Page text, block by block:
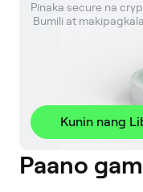
Pinaka secure na
Bumili at
Kunin nang
Paano